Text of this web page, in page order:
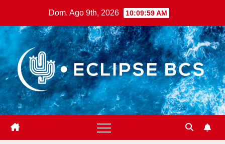
contenido
Dom. Ago 9th, 2026 10:10:00 AM